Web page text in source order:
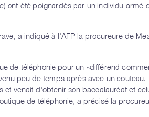
ont été poignardés par un individu armé
a indiqué à l'AFP la procureure de
de téléphonie pour un «différend
peu de temps après avec un couteau.
et venait d'obtenir son baccalauréat et
de téléphonie, a précisé la